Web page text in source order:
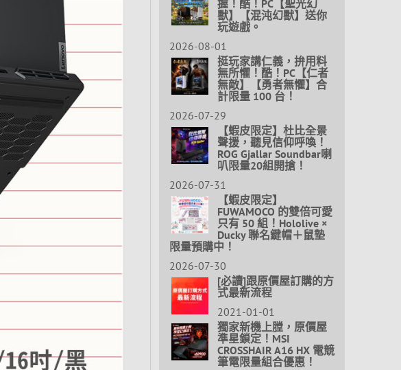
握！酷！PC【聖光幻
獸】【混沌幻獸】送你
玩遊戲。
2026-08-01
挺玩家講仁義，拚用料
無所懼！酷！PC【仁者
無敵】【勇者無懼】合
計限量 100 台！
2026-07-29
【蝦皮限定】杜比全景
聲援，聽見信仰呼喚！
ROG Gjallar Soundbar喇
叭限量20組開搶！
2026-07-31
【蝦皮限定】
FUWAMOCO 的雙倍可愛
只有 50 組！Hololive ×
Ducky 聯名鍵帽＋鼠墊
限量預購中！
2026-07-30
[必讀]跟原價屋訂購的方
式最新流程
2021-01-01
獨家新機上膛，原價屋
準星鎖定！MSI
CROSSHAIR A16 HX 電競
筆電限量組合優惠！